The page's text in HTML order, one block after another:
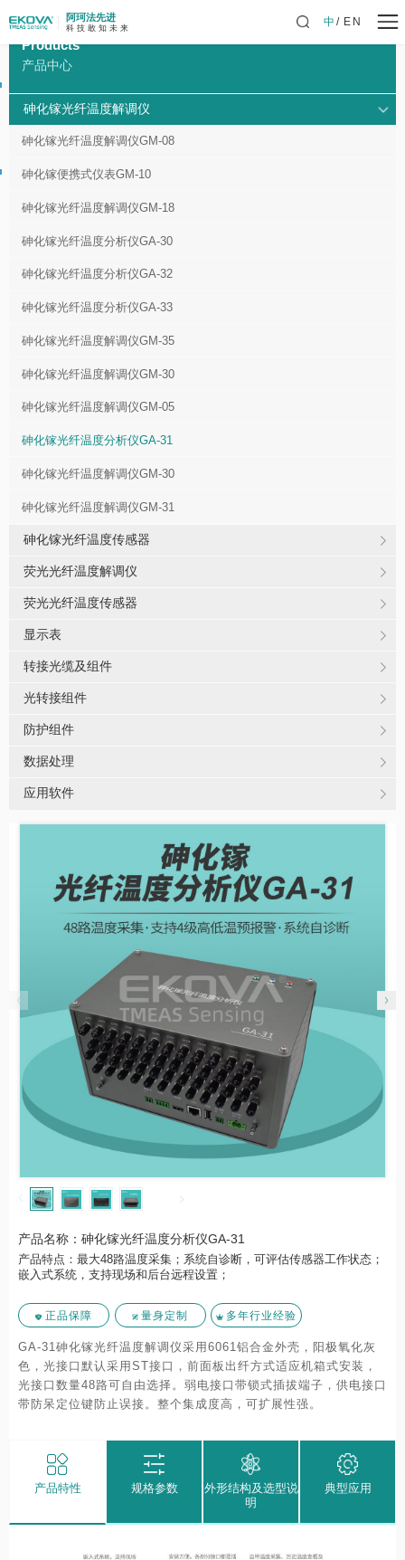
阿珂法先进
科 技 敢 知 未 来
中 EN
Products
产品中心
砷化镓光纤温度解调仪
砷化镓光纤温度解调仪GM-08
砷化镓便携式仪表GM-10
砷化镓光纤温度解调仪GM-18
砷化镓光纤温度分析仪GA-30
砷化镓光纤温度分析仪GA-32
砷化镓光纤温度分析仪GA-33
砷化镓光纤温度解调仪GM-35
砷化镓光纤温度解调仪GM-30
砷化镓光纤温度解调仪GM-05
砷化镓光纤温度分析仪GA-31
砷化镓光纤温度解调仪GM-30
砷化镓光纤温度解调仪GM-31
砷化镓光纤温度传感器
荧光光纤温度解调仪
荧光光纤温度传感器
显示表
转接光缆及组件
光转接组件
防护组件
数据处理
应用软件
产品名称：砷化镓光纤温度分析仪GA-31
产品特点：最大48路温度采集；系统自诊断，可评估传感器工作状态；
嵌入式系统，支持现场和后台远程设置；
正品保障 量身定制 多年行业经验
GA-31砷化镓光纤温度解调仪采用6061铝合金外壳，阳极氧化灰
色，光接口默认采用ST接口，前面板出纤方式适应机箱式安装，
光接口数量48路可自由选择。弱电接口带锁式插拔端子，供电接口
带防呆定位键防止误接。整个集成度高，可扩展性强。
产品特性 规格参数
外形结构及选型说
明
典型应用